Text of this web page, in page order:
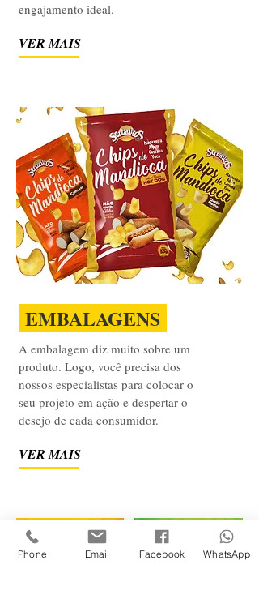
engajamento ideal.
VER MAIS
EMBALAGENS
A embalagem diz muito sobre um
produto. Logo, você precisa dos
nossos especialistas para colocar o
seu projeto em ação e despertar o
desejo de cada consumidor.
VER MAIS
Phone Email Facebook WhatsApp